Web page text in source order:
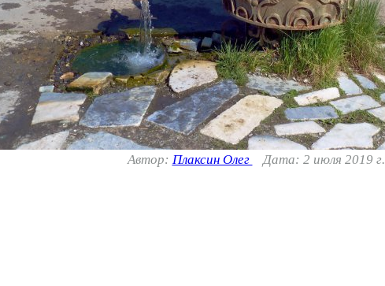
Автор: Плаксин Олег Дата: 2 июля 2019 г.